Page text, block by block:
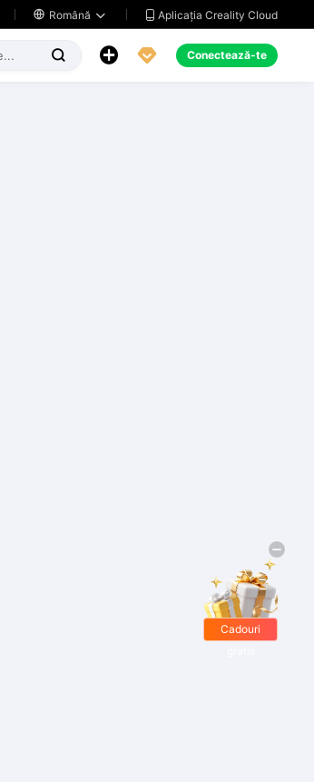
 Română   Aplicația Creality Cloud
   Conectează-te
Cadouri